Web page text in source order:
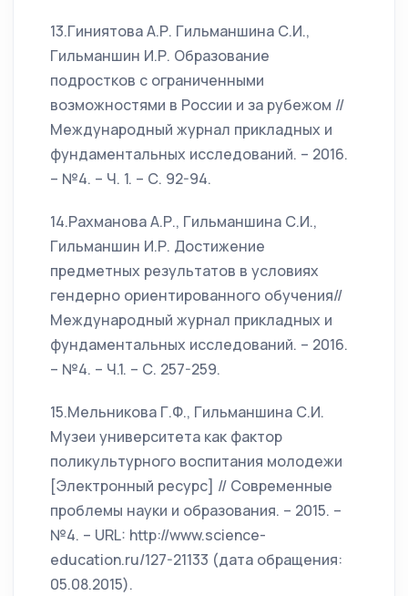
13.Гиниятова А.Р. Гильманшина С.И.,
Гильманшин И.Р. Образование
подростков с ограниченными
возможностями в России и за рубежом //
Международный журнал прикладных и
фундаментальных исследований. – 2016.
– №4. – Ч. 1. – С. 92-94.
14.Рахманова А.Р., Гильманшина С.И.,
Гильманшин И.Р. Достижение
предметных результатов в условиях
гендерно ориентированного обучения//
Международный журнал прикладных и
фундаментальных исследований. – 2016.
– №4. – Ч.1. – С. 257-259.
15.Мельникова Г.Ф., Гильманшина С.И.
Музеи университета как фактор
поликультурного воспитания молодежи
[Электронный ресурс] // Современные
проблемы науки и образования. – 2015. –
№4. – URL: http://www.science-
education.ru/127-21133 (дата обращения:
05.08.2015).